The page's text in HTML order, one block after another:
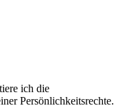
ich die
Persönlichkeitsrechte.